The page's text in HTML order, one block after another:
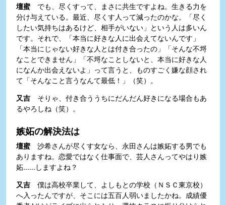
壇蜜 でも、尽くすって、まさに共生ですよね。生きる力を
分け与えている。最近、尽くす人って減ったのかな。「尽く
したい気持ちはあるけど、相手がいない」という人は多いん
です。それで、「本当に好きな人に出会えてないんです」
「本当にじゃない好きな人とは付き合ったの」「そんな不埒
なことできません」「不埒なことしないと、本当に好きな人
になんか出会えないよ」って言うと、ものすごく嫌な顔され
て「そんなこと言うなんて最低！」（笑）。
又吉 そりゃ、付き合ううちにだんだん好きになる場合もあ
るやろしね（笑）。
嫉妬の解決法は
壇蜜 沙希さんが尽くす女なら、永田さんは嫉妬する男でも
ありますね。恋愛ではなく仕事面で、芸人さんってやはり嫉
妬......しますよね？
又吉 僕は高校卒業して、よしもとの学校（ＮＳＣ東京校）
へ入ったんですが、そこには五百人弱いましたかね。成績優